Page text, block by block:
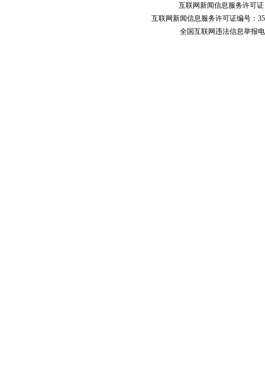
互联网新闻信息服务许可证
互联网新闻信息服务许可证编号：
全国互联网违法信息举报